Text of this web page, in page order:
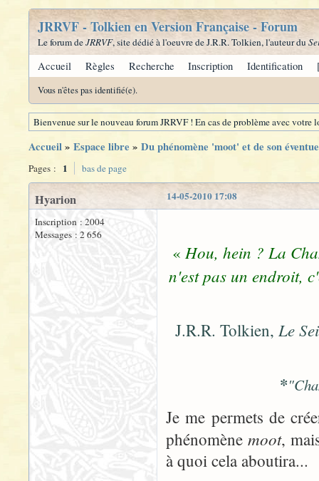
JRRVF - Tolkien en Version Française - Forum
Le forum deJRRVF, site dédié à l'oeuvre de J.R.R. Tolkien, l'auteur du
Accueil Règles Recherche Inscription Identification
Vous n'êtes pas identifié(e).
Bienvenue sur le nouveau forum JRRVF ! En cas de problème avec
Accueil» Espace libre » Du phénomène 'moot' et de son
Pages : 1 bas de page
14-05-2010 17:08
Hyarion
Inscription : 2004
Messages : 2 656
« Hou, hein ? La
n'est pas un endroit,
J.R.R. Tolkien, Le
*
Je me permets de
phénomène moot,
à quoi cela aboutira...